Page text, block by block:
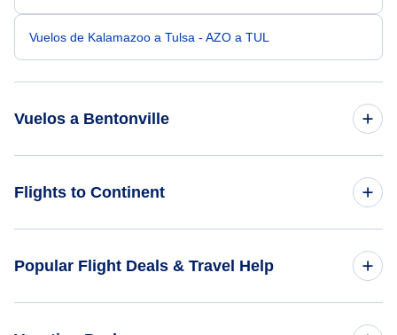
Vuelos de Kalamazoo a Tulsa - AZO a TUL
Vuelos a Bentonville
Vuelos de South Bend a Bentonville - SBN a XNA
Flights to Continent
Popular Flight Deals & Travel Help